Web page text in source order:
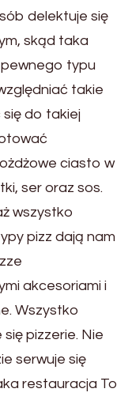
delektuje się
skąd taka
typu
takie
do takiej
ciasto w
ser oraz sos.
wszystko
pizz dają nam
akcesoriami i
Wszystko
pizzerie. Nie
serwuje się
restauracja To